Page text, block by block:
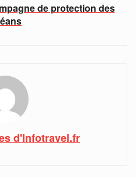
de protection des
d'Infotravel.fr